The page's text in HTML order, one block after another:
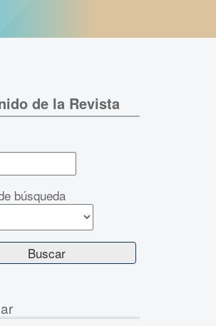
de la Revista
búsqueda